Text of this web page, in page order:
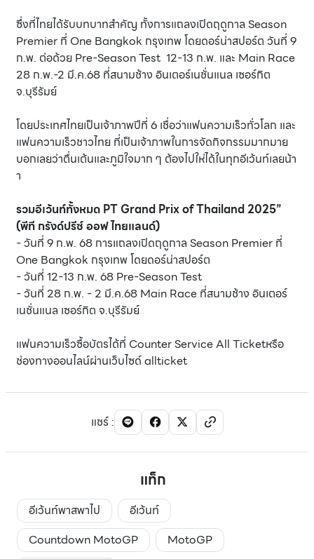
ซึ่งที่ไทยได้รับบทบาทสำคัญ ทั้งการแถลงเปิดฤดูกาล Season
Premier ที่ One Bangkok กรุงเทพ โดยดอร์น่าสปอร์ต วันที่ 9
ก.พ. ต่อด้วย Pre-Season Test 12-13 ก.พ. และ Main Race
28 ก.พ.-2 มี.ค.68 ที่สนามช้าง อินเตอร์เนชั่นแนล เซอร์กิต
จ.บุรีรัมย์
โดยประเทศไทยเป็นเจ้าภาพปีที่ 6 เชื่อว่าแฟนความเร็วทั่วโลก และ
แฟนความเร็วชาวไทย ที่เป็นเจ้าภาพในการจัดกิจกรรมมากมาย
บอกเลยว่าตื่นเต้นและภูมิใจมาก ๆ ต้องไปให่ได้ในทุกอีเว้นท์เลยน้า
า
รวมอีเว้นท์ทั้งหมด PT Grand Prix of Thailand 2025”
(พีที กรังด์ปรีซ์ ออฟ ไทยแลนด์)
- วันที่ 9 ก.พ. 68 การแถลงเปิดฤดูกาล Season Premier ที่
One Bangkok กรุงเทพ โดยดอร์น่าสปอร์ต
- วันที่ 12-13 ก.พ. 68 Pre-Season Test
- วันที่ 28 ก.พ. - 2 มี.ค.68 Main Race ที่สนามช้าง อินเตอร์
เนชั่นแนล เซอร์กิต จ.บุรีรัมย์
แฟนความเร็วซื้อบัตรได้ที่ Counter Service All Ticketหรือ
ช่องทางออนไลน์ผ่านเว็บไซด์ allticket
แชร์:
แท็ก
อีเว้นท์พาสพาไป
อีเว้นท์
Countdown MotoGP
MotoGP